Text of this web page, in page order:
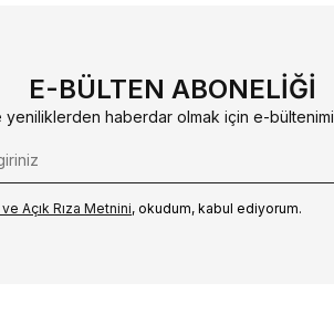
E-BÜLTEN ABONELIĞI
yeniliklerden haberdar olmak için e-
Açık Rıza Metni‌ni, okudum, kabul ediyorum.